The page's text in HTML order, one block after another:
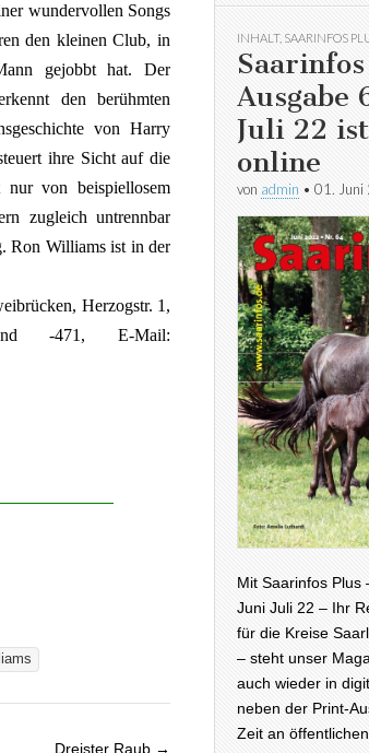
wundervollen Songs
den kleinen Club, in
gejobbt hat. Der
den berühmten
von Harry
ihre Sicht auf die
von beispiellosem
zugleich untrennbar
Ron Williams ist in der
Herzogstr. 1,
-471, E-Mail:
Dreister Raub →
INHALT, SAARINFOS
Ausgabe
Juli 22
online
von admin • 01. Juni
Mit Saarinfos Plus
Juni Juli 22 – Ihr
für die Kreise
– steht unser
auch wieder in
neben der Print-
Zeit an